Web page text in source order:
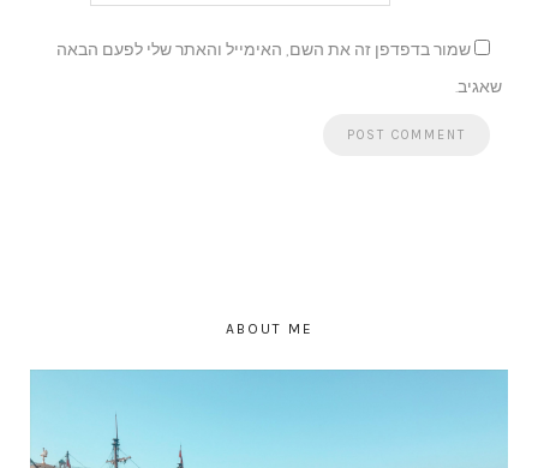
שמור בדפדפן זה את השם, האימייל והאתר שלי לפעם הבאה
שאגיב.
ABOUT ME